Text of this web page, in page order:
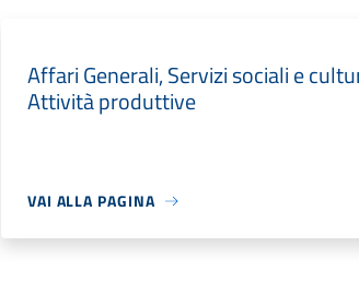
Affari Generali, Servizi sociali e
Attività produttive
VAI ALLA PAGINA